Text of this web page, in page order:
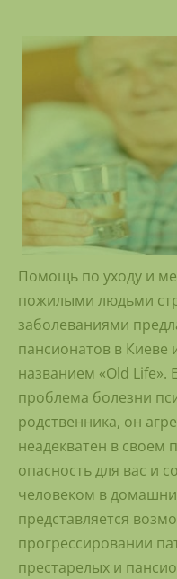
Помощь по уходу и
пожилыми людьми
заболеваниями
пансионатов в Киеве
названием «Old Life».
проблема болезни
родственника, он
неадекватен в своем
опасность для вас и
человеком в
представляется
прогрессировании
престарелых и